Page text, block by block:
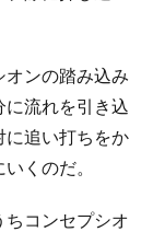
オンの踏み込み
流れを引き込
に追い打ちをか
くのだ。
ちコンセプシオ